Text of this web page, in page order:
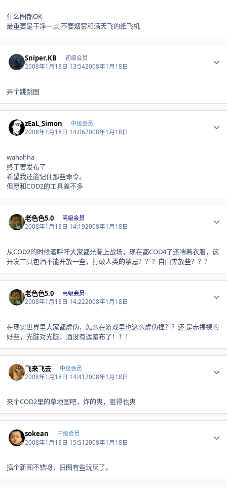
什么图都OK
最重要是干净一点,不要烟雾和满天飞的纸飞机
Sniper.KB 初级会员
2008年1月18日 13:542008年1月18日
弄个跳跳图
zEaL_Simon 中级会员
2008年1月18日 14:062008年1月18日
wahahha
终于要发布了
希望我还能记住那些命令。
但愿和COD2的工具差不多
老色色5.0 高级会员
2008年1月18日 14:192008年1月18日
从COD2的时候酒呼吁大家都光腚上战场，现在都COD4了还喘着衣服，这
开发工具包酒不能开放一些，打破人类的禁忌？？？自由奔放些？？？
老色色5.0 高级会员
2008年1月18日 14:222008年1月18日
在现实世界里大家都虚伪，怎么在游戏里也这么虚伪捏？？还 是赤裸裸的
好些，光腚对光腚，酒没有遮羞布了！！！
飞来飞去 中级会员
2008年1月18日 14:412008年1月18日
来个COD2里的草地图吧，炸的爽，狙得也爽
sokean 中级会员
2008年1月18日 15:512008年1月18日
搞个新图不错呀，旧图有些玩厌了。